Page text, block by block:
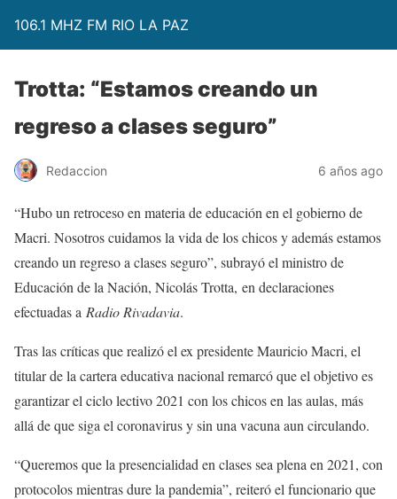
106.1 MHZ FM RIO LA PAZ
Trotta: “Estamos creando un
regreso a clases seguro”
Redaccion 6 años ago
“Hubo un retroceso en materia de educación en el gobierno de
Macri. Nosotros cuidamos la vida de los chicos y además estamos
creando un regreso a clases seguro”, subrayó el ministro de
Educación de la Nación, Nicolás Trotta, en declaraciones
efectuadas a Radio Rivadavia.
Tras las críticas que realizó el ex presidente Mauricio Macri, el
titular de la cartera educativa nacional remarcó que el objetivo es
garantizar el ciclo lectivo 2021 con los chicos en las aulas, más
allá de que siga el coronavirus y sin una vacuna aun circulando.
“Queremos que la presencialidad en clases sea plena en 2021, con
protocolos mientras dure la pandemia”, reiteró el funcionario que